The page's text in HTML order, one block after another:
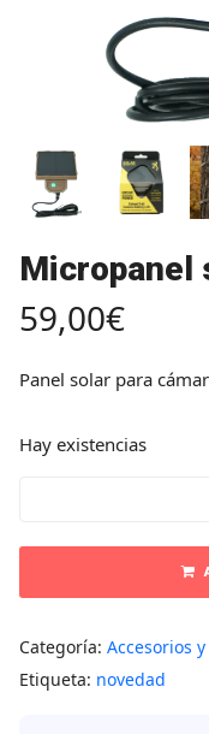
Micropanel
59,00€
Panel solar para
Hay existencias
Categoría: Accesorios
Etiqueta: novedad